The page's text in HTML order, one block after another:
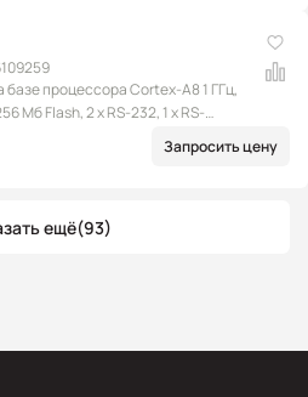
базе процессора Cortex-A8 1 ГГц,
Мб Flash, 2 x RS-232, 1 x RS-
расширения, Win CE 7.0
Запросить цену
ещё(93)